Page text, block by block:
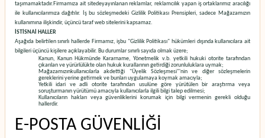
taşımamaktadır.Firmamıza ait sitedeyayınlanan reklamlar, reklamcılık yapan iş ortaklarımız aracılığı
ile kullanıcılarımıza dağıtılır. İş bu sözleşmedeki Gizlilik Politikası Prensipleri, sadece Mağazamızın
kullanımına ilişkindir, üçüncü taraf web sitelerini kapsamaz.
İSTİSNAİ HALLER
Aşağıda belirtilen sınırlı hallerde Firmamız, işbu "Gizlilik Politikası" hükümleri dışında kullanıcılara ait
bilgileri üçüncü kişilere açıklayabilir. Bu durumlar sınırlı sayıda olmak üzere;
Kanun, Kanun Hükmünde Kararname, Yönetmelik v.b. yetkili hukuki otorite tarafından
çıkarılan ve yürürlülükte olan hukuk kurallarının getirdiği zorunluluklara uymak;
Mağazamızınkullanıcılarla akdettiği "Üyelik Sözleşmesi"'nin ve diğer sözleşmelerin
gereklerini yerine getirmek ve bunları uygulamaya koymak amacıyla;
Yetkili idari ve adli otorite tarafından usulüne göre yürütülen bir araştırma veya
soruşturmanın yürütümü amacıyla kullanıcılarla ilgili bilgi talep edilmesi;
Kullanıcıların hakları veya güvenliklerini korumak için bilgi vermenin gerekli olduğu
hallerdir.
E-POSTA GÜVENLİĞİ